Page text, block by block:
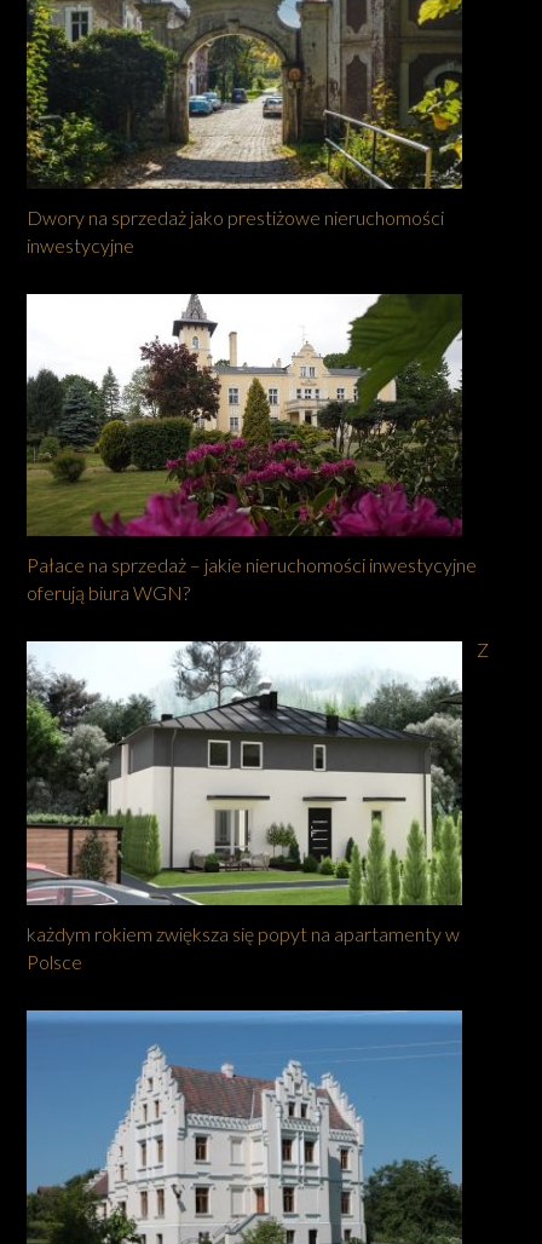
Dwory na sprzedaż jako prestiżowe nieruchomości
inwestycyjne
Pałace na sprzedaż – jakie nieruchomości inwestycyjne
oferują biura WGN?
Z
każdym rokiem zwiększa się popyt na apartamenty w
Polsce